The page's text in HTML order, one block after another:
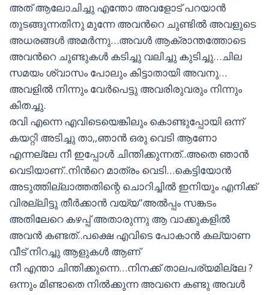
അത് ആലോചിച്ചു എന്തോ അവളോട്‌ പറയാന്‍
തുടങ്ങുന്നതിനു മുന്നേ അവന്‍റെ ചുണ്ടില്‍ അവളുടെ
അധരങ്ങള്‍ അമര്‍ന്നു…അവള്‍ ആക്രാന്തത്തോടെ
അവന്‍റെ ചുണ്ടുകള്‍ കടിച്ചു വലിച്ചു കുടിച്ചു…ചില
സമയം ശ്വാസം പോലും കിട്ടാതായി അവനു…
അവളില്‍ നിന്നും വേര്‍പെട്ടു അവരിരുവരും നിന്നും
കിതച്ചു.
രവി എന്നെ എവിടെയെങ്കിലും കൊണ്ടുപ്പോയി ഒന്ന്
കയറ്റി അടിച്ചു താ,,ഞാന്‍ ഒരു വെടി ആണോ
എന്നല്ലേ നീ ഇപ്പോള്‍ ചിന്തിക്കുന്നത്..അതെ ഞാന്‍
വെടിയാണ്..നിന്‍റെ മാത്രം വെടി…കെട്ടിയോന്‍
അടുത്തില്ലാത്തതിന്റെ ചൊറിച്ചില്‍ ഇനിയും എനിക്ക്
വിരല്ലിട്ടു തീര്‍ക്കാന്‍ വയ്യ”അല്‍പ്പം സങ്കടം
അതിലേറെ കഴപ്പ് അതാരുന്നു ആ വാക്കുകളില്‍
അവന്‍ കണ്ടത്..പക്ഷെ എവിടെ പോകാന്‍ കല്യാണ
വീട് നിറച്ചു ആളുകള്‍ ആണ്
നീ എന്താ ചിന്തിക്കുന്നെ…നിനക്ക് താലപര്യമില്ലേ ?
ഒന്നും മിണ്ടാതെ നില്‍ക്കുന്ന അവനെ കണ്ടു അവള്‍